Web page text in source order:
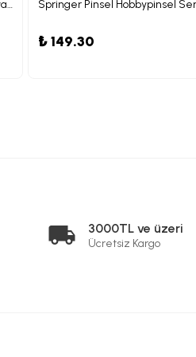
Springer Pinsel Hobbypinsel Sentetik Beyaz Kıllı Fırça 08
₺ 149.30
3000TL ve üzeri
Ücretsiz Kargo